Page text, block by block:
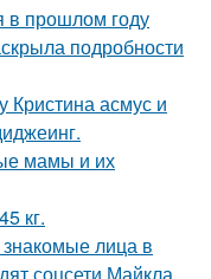
в прошлом году
подробности
Кристина асмус и
мамы и их
кг.
лица в